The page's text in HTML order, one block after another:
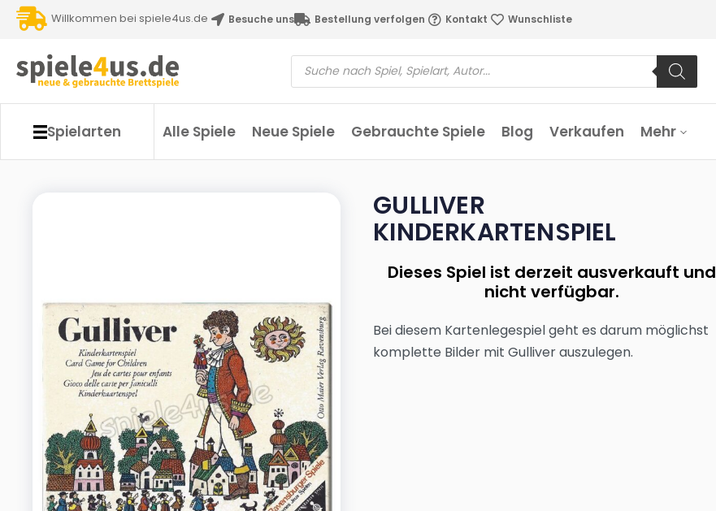
Willkommen bei spiele4us.de Besuche uns Bestellung verfolgen Kontakt Wunschliste
Spielarten Alle Spiele Neue Spiele Gebrauchte Spiele Blog Verkaufen Mehr
GULLIVER
KINDERKARTENSPIEL
Dieses Spiel ist derzeit ausverkauft und
nicht verfügbar.
Bei diesem Kartenlegespiel geht es darum möglichst
komplette Bilder mit Gulliver auszulegen.